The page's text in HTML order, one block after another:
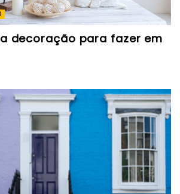
decoração para fazer em